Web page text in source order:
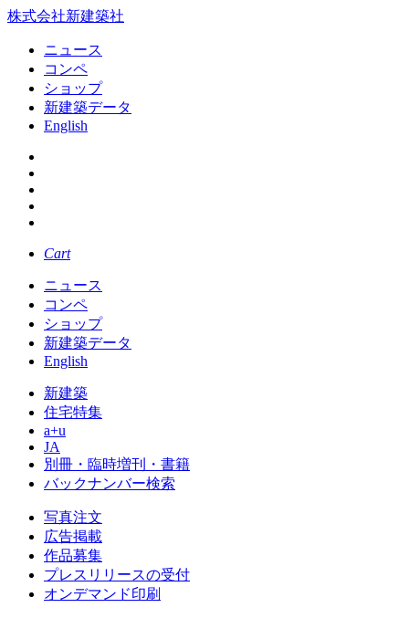
株式会社新建築社
ニュース
コンペ
ショップ
新建築データ
English
Cart
ニュース
コンペ
ショップ
新建築データ
English
新建築
住宅特集
a+u
JA
別冊・臨時増刊・書籍
バックナンバー検索
写真注文
広告掲載
作品募集
プレスリリースの受付
オンデマンド印刷